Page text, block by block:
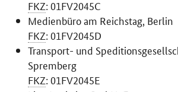
FKZ: 01FV2045C
Medienbüro am Reichstag, Berlin
FKZ: 01FV2045D
Transport- und
Spremberg
FKZ: 01FV2045E